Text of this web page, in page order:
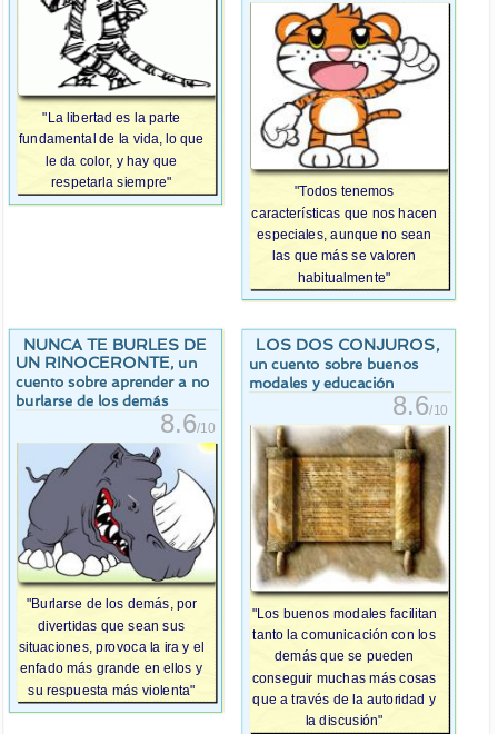
"La libertad es la parte
fundamental de la vida, lo que
le da color, y hay que
respetarla siempre"
"Todos tenemos
características que nos hacen
especiales, aunque no sean
las que más se valoren
habitualmente"
NUNCA TE BURLES DE
UN RINOCERONTE, un
cuento sobre aprender a no
burlarse de los demás
8.6/10
"Burlarse de los demás, por
divertidas que sean sus
situaciones, provoca la ira y el
enfado más grande en ellos y
su respuesta más violenta"
LOS DOS CONJUROS,
un cuento sobre buenos
modales y educación
8.6/10
"Los buenos modales facilitan
tanto la comunicación con los
demás que se pueden
conseguir muchas más cosas
que a través de la autoridad y
la discusión"